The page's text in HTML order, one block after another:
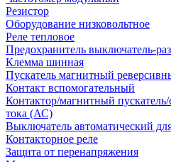
Резистор
Оборудование низковольтное
Реле тепловое
Предохранитель выключатель-
Клемма шинная
Пускатель магнитный
Контакт вспомогательный
Контактор/магнитный
тока (АС)
Выключатель автоматический
Контакторное реле
Защита от перенапряжения